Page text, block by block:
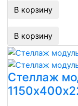
В корзину
В корзину
Стеллаж